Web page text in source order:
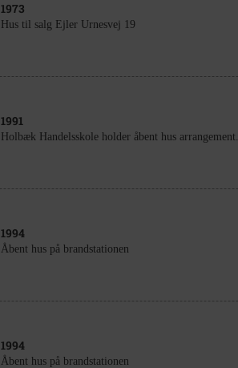
1973
Hus til salg Ejler Urnesvej 19
1991
Holbæk Handelsskole holder åbent hus arrangement.
1994
Åbent hus på brandstationen
1994
Åbent hus på brandstationen